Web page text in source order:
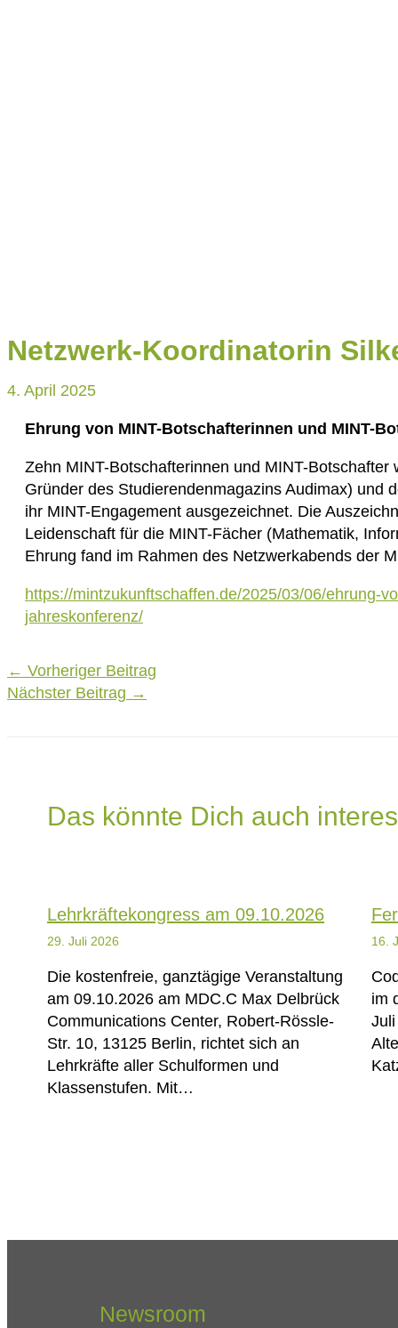
Netzwerk-Koordinatorin
4. April 2025
Ehrung von MINT-Botschafterinnen und MINT-
Zehn MINT-Botschafterinnen und MINT-
Gründer des Studierendenmagazins Audimax) und
ihr MINT-Engagement ausgezeichnet. Die
Leidenschaft für die MINT-Fächer (Mathematik,
Ehrung fand im Rahmen des Netzwerkabends der
https://mintzukunftschaffen.de/2025/03/06/ehrung-
jahreskonferenz/
Post
navigation
← Vorheriger Beitrag
Nächster Beitrag →
Das könnte Dich auch
Lehrkräftekongress am 09.10.2026
29. Juli 2026
Die kostenfreie, ganztägige Veranstaltung
am 09.10.2026 am MDC.C Max Delbrück
Communications Center, Robert-Rössle-
Str. 10, 13125 Berlin, richtet sich an
Lehrkräfte aller Schulformen und
Klassenstufen. Mit…
16.
im
Juli
Newsroom